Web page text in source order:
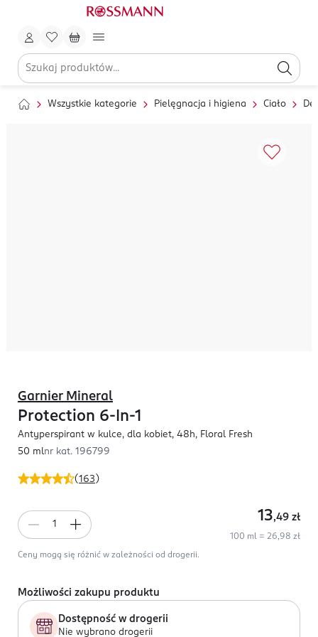
Wszystkie kategorie Pielęgnacja i higiena Ciało
(163 )
Garnier Mineral
Protection 6-In-1
Antyperspirant w kulce, dla kobiet, 48h, Floral Fresh
50 mlnr kat. 196799
13,49 zł
100 ml = 26,98 zł
Ceny mogą się różnić w zależności od drogerii.
Możliwości zakupu produktu
Dostępność w drogerii
Nie wybrano drogerii